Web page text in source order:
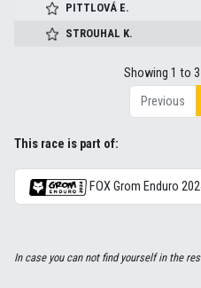
PITTLOVÁ E.
STROUHAL K.
Showing 1 to
Previous
This race is part of:
FOX Grom Enduro
In case you can not find yourself in the